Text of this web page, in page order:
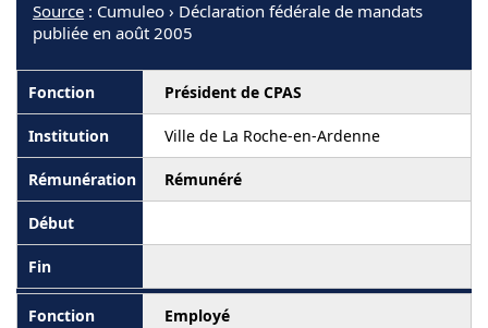
Source : Cumuleo › Déclaration fédérale de mandats
publiée en août 2005
Président de CPAS
Ville de La Roche-en-Ardenne
Rémunéré
Employé